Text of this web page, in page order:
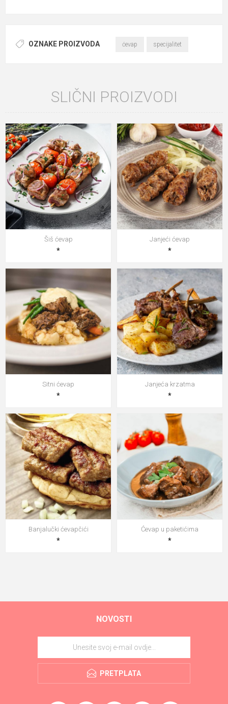
OZNAKE PROIZVODA ćevap specijalitet
SLIČNI PROIZVODI
Šiš ćevap
*
Janjeći ćevap
*
Sitni ćevap
*
Janjeća krzatma
*
Banjalučki ćevapčići
*
Ćevap u paketićima
*
NOVOSTI
PRETPLATA